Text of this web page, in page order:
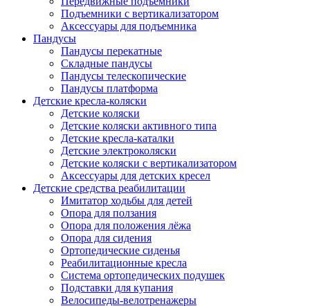
Подъемники с вертикализатором
Аксессуары для подъемника
Пандусы
Пандусы перекатные
Складные пандусы
Пандусы телескопические
Пандусы платформа
Детские кресла-коляски
Детские коляски
Детские коляски активного типа
Детские кресла-каталки
Детские электроколяски
Детские коляски с вертикализатором
Аксессуары для детских кресел
Детские средства реабилитации
Имитатор ходьбы для детей
Опора для ползания
Опора для положения лёжа
Опора для сидения
Ортопедические сиденья
Реабилитационные кресла
Система ортопедических подушек
Подставки для купания
Велосипеды-велотренажеры